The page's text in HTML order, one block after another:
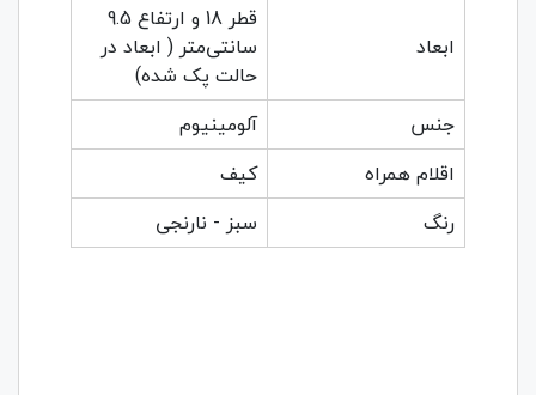
ابعاد
قطر 18 و ارتفاع 9.5
سانتی‌متر ( ابعاد در
حالت پک شده)
جنس
آلومینیوم
اقلام همراه
کیف
رنگ
سبز - نارنجی